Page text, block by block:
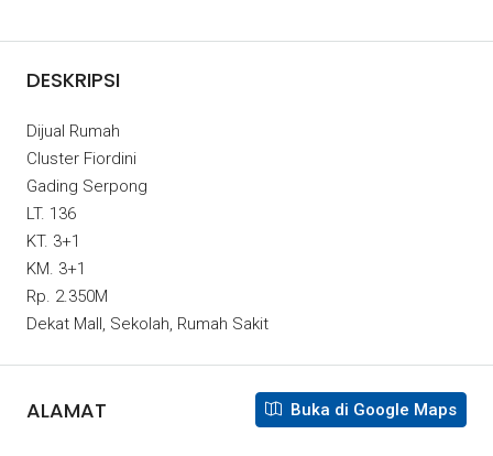
DESKRIPSI
Dijual Rumah
Cluster Fiordini
Gading Serpong
LT. 136
KT. 3+1
KM. 3+1
Rp. 2.350M
Dekat Mall, Sekolah, Rumah Sakit
ALAMAT Buka di Google Maps